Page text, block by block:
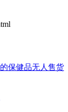
保健品无人售货